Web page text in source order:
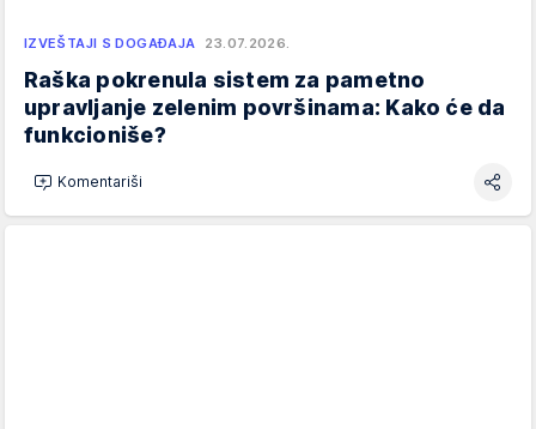
IZVEŠTAJI S DOGAĐAJA 23.07.2026.
Raška pokrenula sistem za pametno
upravljanje zelenim površinama: Kako će da
funkcioniše?
Komentariši